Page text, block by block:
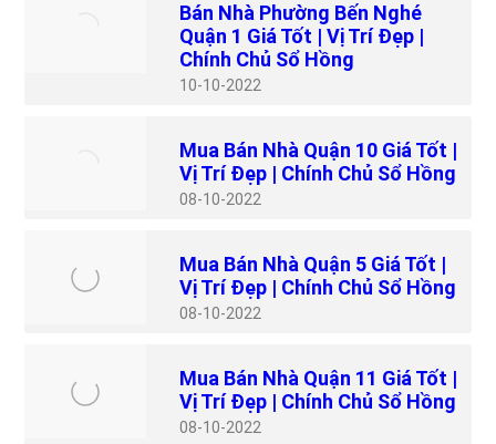
Bán Nhà Phường Bến Nghé
Quận 1 Giá Tốt | Vị Trí Đẹp |
Chính Chủ Sổ Hồng
10 10-2022
Mua Bán Nhà Quận 10 Giá Tốt |
Vị Trí Đẹp | Chính Chủ Sổ Hồng
08 10-2022
Mua Bán Nhà Quận 5 Giá Tốt |
Vị Trí Đẹp | Chính Chủ Sổ Hồng
08 10-2022
Mua Bán Nhà Quận 11 Giá Tốt |
Vị Trí Đẹp | Chính Chủ Sổ Hồng
08 10-2022